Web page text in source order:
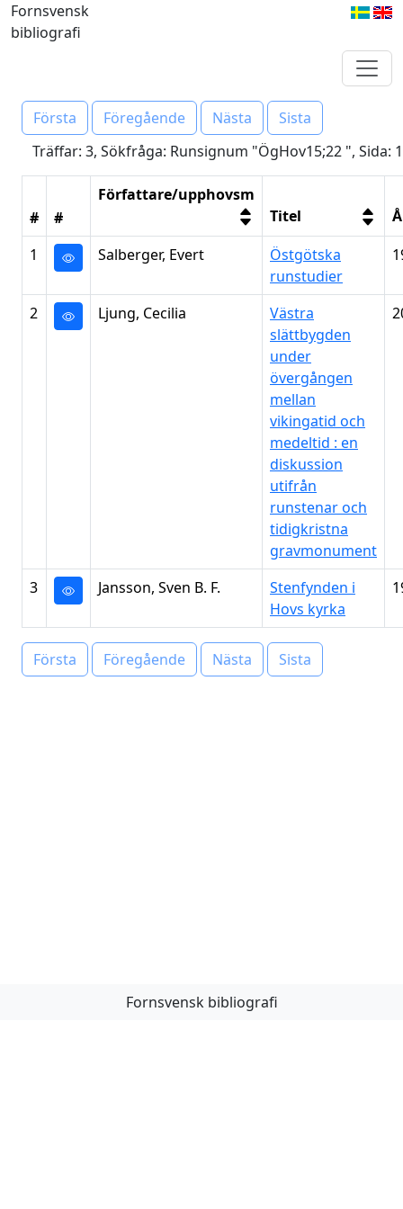
Fornsvensk
bibliografi
Första Föregående Nästa
Sista
Träffar: 3, Sökfråga: Runsignum "ÖgHov15;22 ", Sida:
# #
Författare/upphovsm
Titel
1
Salberger, Evert
Östgötska
runstudier
2 Ljung, Cecilia
Västra
slättbygden
under
övergången
mellan
vikingatid och
medeltid : en
diskussion
utifrån
runstenar och
tidigkristna
gravmonument
3 Jansson, Sven B. F.
Stenfynden i
Hovs kyrka
Första Föregående Nästa Sista
Fornsvensk bibliografi